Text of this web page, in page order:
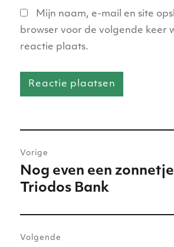
Mijn naam, e-mail en site
browser voor de volgende keer
reactie plaats.
navigatie
Vorige
Vorig
bericht:
Nog even een
Triodos Bank
Volgende